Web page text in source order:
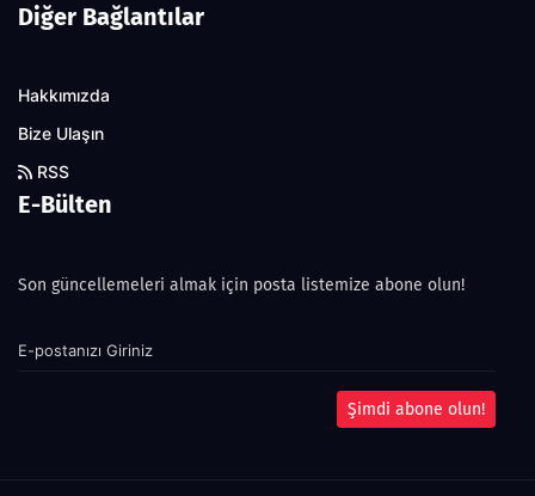
Diğer Bağlantılar
Hakkımızda
Bize Ulaşın
RSS
E-Bülten
Son güncellemeleri almak için posta listemize abone olun!
Şimdi abone olun!